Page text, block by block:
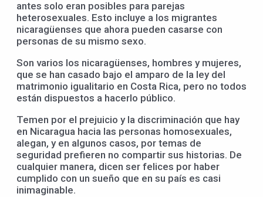
antes solo eran posibles para parejas
heterosexuales. Esto incluye a los migrantes
nicaragüenses que ahora pueden casarse con
personas de su mismo sexo.
Son varios los nicaragüenses, hombres y mujeres,
que se han casado bajo el amparo de la ley del
matrimonio igualitario en Costa Rica, pero no todos
están dispuestos a hacerlo público.
Temen por el prejuicio y la discriminación que hay
en Nicaragua hacia las personas homosexuales,
alegan, y en algunos casos, por temas de
seguridad prefieren no compartir sus historias. De
cualquier manera, dicen ser felices por haber
cumplido con un sueño que en su país es casi
inimaginable.